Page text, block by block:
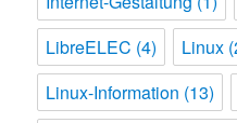
LibreELEC (4) Linux
Linux-Information (13)